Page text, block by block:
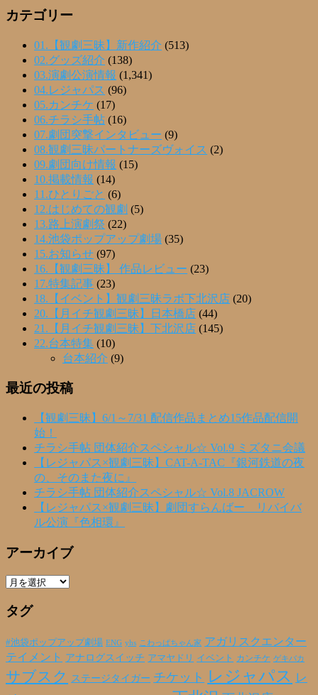
カテゴリー
01.【観劇三昧】新作紹介 (513)
02.グッズ紹介 (138)
03.演劇公演情報 (1,341)
04.レジャパス (96)
05.カンチケ (17)
06.チラシ手帖 (16)
07.劇団突撃インタビュー (9)
08.観劇三昧パートナーズヴォイス (2)
09.劇団向け情報 (15)
10.掲載情報 (14)
11.ひとりごと (6)
12.はじめての観劇 (5)
13.路上演劇祭 (22)
14.池袋ポップアップ劇場 (35)
15.お知らせ (97)
16.【観劇三昧】 作品レビュー (23)
17.特集記事 (23)
18.【イベント】観劇三昧ラボ下北沢店 (20)
20.【月イチ観劇三昧】日本橋店 (44)
21.【月イチ観劇三昧】下北沢店 (145)
22.台本特集 (10)
台本紹介 (9)
最近の投稿
【観劇三昧】6/1～7/31 配信作品まとめ15作品配信開
始！
チラシ手帖 団体紹介スペシャル☆ Vol.9 ミズタニ会議
【レジャパス×観劇三昧】CAT-A-TAC『銀河鉄道の夜
の、そのまた夜に』
チラシ手帖 団体紹介スペシャル☆ Vol.8 JACROW
【レジャパス×観劇三昧】劇団すらんばー リバイバ
ル公演『色相環』
アーカイブ
ア
カ
ブ
タグ
#池袋ポップアップ劇場 ENG yhs こわっぱちゃん家 アガリスクエンター
テイメント アナログスイッチ アマヤドリ イベント カンチケ ゲキバカ
サブスク ステージタイガー チケット レジャパス レ